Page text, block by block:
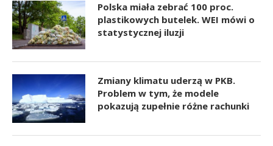
Polska miała zebrać 100 proc.
plastikowych butelek. WEI mówi o
statystycznej iluzji
Zmiany klimatu uderzą w PKB.
Problem w tym, że modele
pokazują zupełnie różne rachunki